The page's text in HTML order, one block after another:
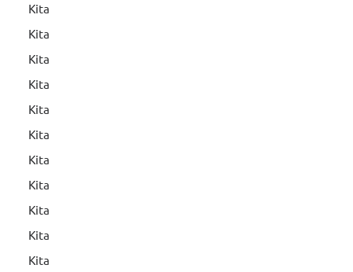
Kita
Kita
Kita
Kita
Kita
Kita
Kita
Kita
Kita
Kita
Kita